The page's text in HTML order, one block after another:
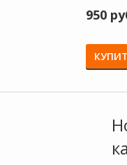
950